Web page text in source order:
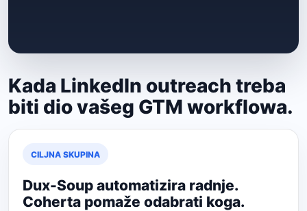
Kada LinkedIn outreach treba
biti dio vašeg GTM workflowa.
CILJNA SKUPINA
Dux-Soup automatizira radnje.
Coherta pomaže odabrati koga.